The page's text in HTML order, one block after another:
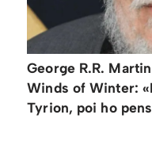
George R.R.
Winds of Winter:
Tyrion, poi ho